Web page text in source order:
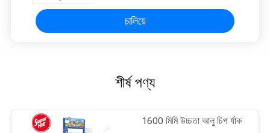
চালিয়ে
শীর্ষ পণ্য
1600 মিমি উচ্চতা আলু চিপ র্যাক